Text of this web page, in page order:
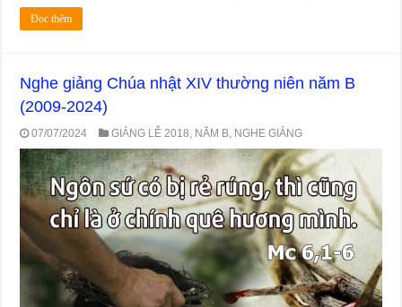
Đọc thêm
Nghe giảng Chúa nhật XIV thường niên năm B
(2009-2024)
07/07/2024 GIẢNG LỄ 2018, NĂM B, NGHE GIẢNG